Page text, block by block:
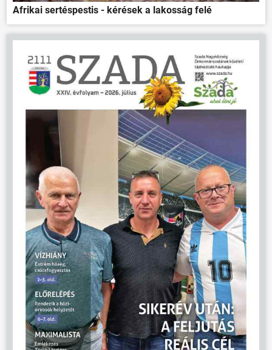
ÖNKORMÁNYZAT
ÜGYINTÉZÉS
KÖZÖSSÉG
HÍREK
VÁLASZTÁSOK
Afrikai sertéspestis - kérések a lakosság felé